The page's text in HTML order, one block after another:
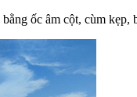
ốc âm cột, cùm